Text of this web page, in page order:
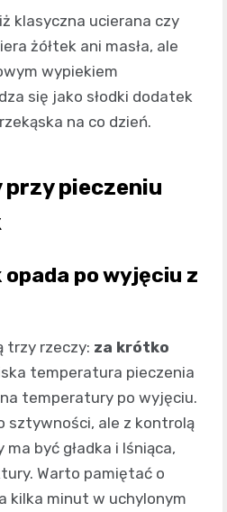
klasyczna ucierana czy
żółtek ani masła, ale
wypiekiem
się jako słodki dodatek
na co dzień.
przy pieczeniu
opada po wyjęciu z
trzy rzeczy: za krótko
temperatura pieczenia
temperatury po wyjęciu.
sztywności, ale z kontrolą
być gładka i lśniąca,
Warto pamiętać o
kilka minut w uchylonym